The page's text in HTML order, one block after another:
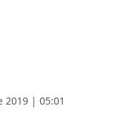
2019 | 05:01